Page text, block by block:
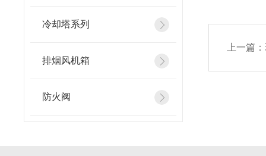
冷却塔系列
排烟风机箱
防火阀
法兰规
上一篇：